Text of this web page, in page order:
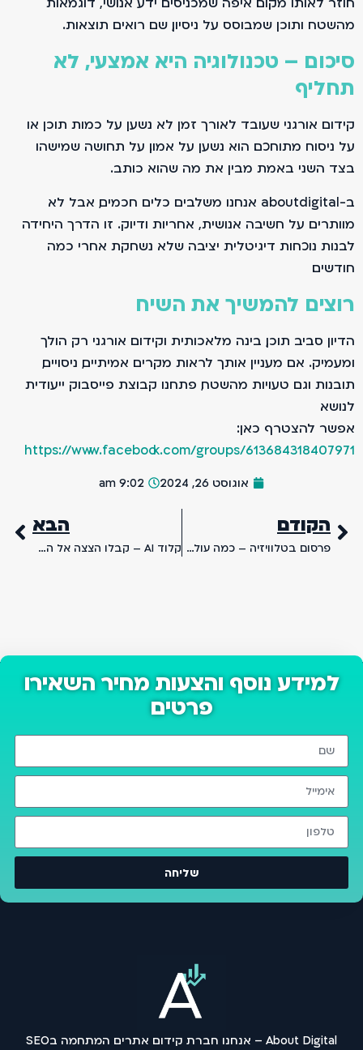
מהשטח ותוכן שמבוסס על ניסיון, שם רואים תוצאות.
סיכום – טכנולוגיה היא אמצעי, לא
תחליף
קידום אורגני שעובד לאורך זמן לא נשען על כמות תוכן או
על ניסוח מתוחכם. הוא נשען על אמון. על תחושה שמישהו
בצד השני באמת מבין את מה שהוא כותב.
ב-aboutdigital אנחנו משלבים כלים חכמים, אבל לא
מוותרים על חשיבה אנושית, אחריות ודיוק. זו הדרך היחידה
לבנות נוכחות דיגיטלית יציבה שלא נשחקת אחרי כמה
חודשים.
רוצים להמשיך את השיח
הדיון סביב תוכן, בינה מלאכותית וקידום אורגני רק הולך
ומעמיק. אם מעניין אותך לראות מקרים אמיתיים, ניסויים,
תובנות וגם טעויות מהשטח, פתחנו קבוצת פייסבוק ייעודית
לנושא.
אפשר להצטרף כאן:
https://www.facebook.com/groups/613684318407971
אוגוסט 26, 2024 9:02 am
הקודם
פרסום בטלוויזיה – כמה עולה פרסומת בטלוויזיה ובמה זה תלוי?
הבא
קלוד AI – קבלו הצצה אל העתיד עם Claude בינה מלאכותית
למידע נוסף והצעות מחיר השאירו
פרטים
שליחה
About Digital – אנחנו חברת קידום אתרים המתחמה בSEO